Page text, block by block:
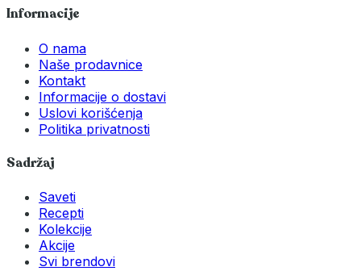
Informacije
O nama
Naše prodavnice
Kontakt
Informacije o dostavi
Uslovi korišćenja
Politika privatnosti
Sadržaj
Saveti
Recepti
Kolekcije
Akcije
Svi brendovi